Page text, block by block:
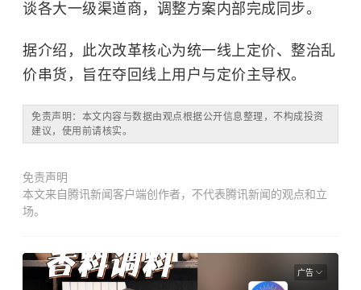
谈各大一级渠道商，调整方案内部完成同步。
据介绍，此次改革核心为统一线上定价、整治乱
价串货，旨在夺回线上用户与定价主导权。
免责声明：本文内容与数据由观点根据公开信息整理，不构成投资
建议，使用前请核实。
免责声明
本文来自腾讯新闻客户端创作者，不代表腾讯新闻的观点和立
场。
广告